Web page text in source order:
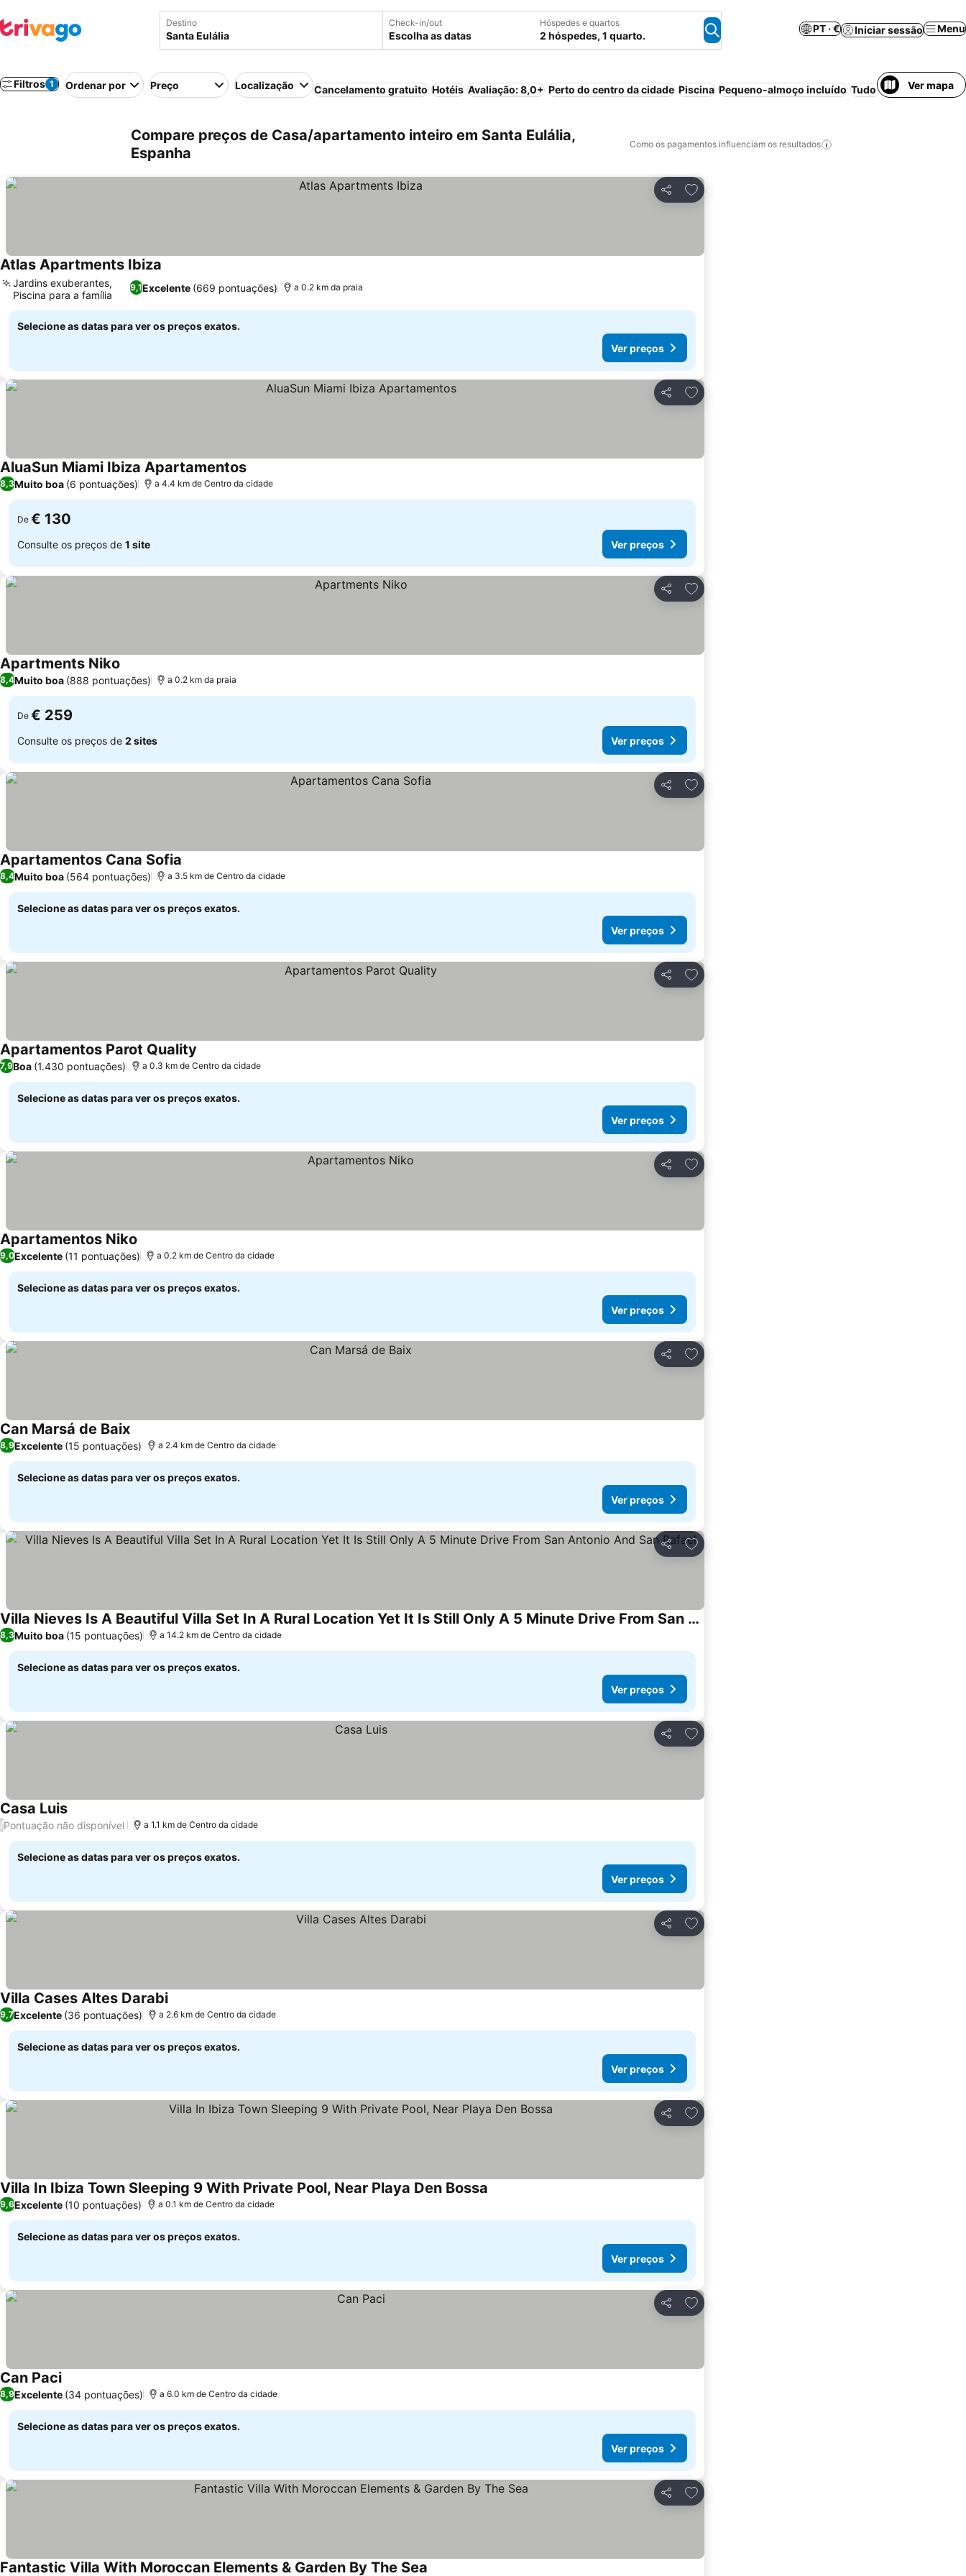
Destino Check-in/out
Escolha as datas
Hóspedes e quartos
2 hóspedes, 1 quarto.
PT · € Iniciar sessão Menu
Filtros 1 Ordenar por Preço Localização Cancelamento gratuito Hotéis Avaliação: 8,0+ Perto do centro da cidade Piscina Pequeno-almoço incluído Tudo incluído Praia
Ver mapa
Compare preços de Casa/apartamento inteiro em Santa Eulália,
Espanha
Como os pagamentos influenciam os resultados
Partilhar
Adicionar aos favoritos
Atlas Apartments Ibiza
9,1Excelente (669 pontuações)
Jardins exuberantes,
Piscina para a família
a 0.2 km da praia
Selecione as datas para ver os preços exatos.
Ver preços
Partilhar
Adicionar aos favoritos
AluaSun Miami Ibiza Apartamentos
8,3Muito boa (6 pontuações) a 4.4 km de Centro da cidade
De € 130
Consulte os preços de 1 site Ver preços
Partilhar
Adicionar aos favoritos
Apartments Niko
8,4Muito boa (888 pontuações) a 0.2 km da praia
De € 259
Consulte os preços de 2 sites Ver preços
Partilhar
Adicionar aos favoritos
Apartamentos Cana Sofia
8,4Muito boa (564 pontuações) a 3.5 km de Centro da cidade
Selecione as datas para ver os preços exatos.
Ver preços
Partilhar
Adicionar aos favoritos
Apartamentos Parot Quality
7,9Boa (1.430 pontuações) a 0.3 km de Centro da cidade
Selecione as datas para ver os preços exatos.
Ver preços
Partilhar
Adicionar aos favoritos
Apartamentos Niko
9,0Excelente (11 pontuações) a 0.2 km de Centro da cidade
Selecione as datas para ver os preços exatos.
Ver preços
Partilhar
Adicionar aos favoritos
Can Marsá de Baix
8,9Excelente (15 pontuações) a 2.4 km de Centro da cidade
Selecione as datas para ver os preços exatos.
Ver preços
Partilhar
Adicionar aos favoritos
Villa Nieves Is A Beautiful Villa Set In A Rural Location Yet It Is Still Only A 5 Minute Drive From San Antonio And San Rafael
8,3Muito boa (15 pontuações) a 14.2 km de Centro da cidade
Selecione as datas para ver os preços exatos.
Ver preços
Partilhar
Adicionar aos favoritos
Casa Luis
/Pontuação não disponível a 1.1 km de Centro da cidade
Selecione as datas para ver os preços exatos.
Ver preços
Partilhar
Adicionar aos favoritos
Villa Cases Altes Darabi
9,7Excelente (36 pontuações) a 2.6 km de Centro da cidade
Selecione as datas para ver os preços exatos.
Ver preços
Partilhar
Adicionar aos favoritos
Villa In Ibiza Town Sleeping 9 With Private Pool, Near Playa Den Bossa
9,6Excelente (10 pontuações) a 0.1 km de Centro da cidade
Selecione as datas para ver os preços exatos.
Ver preços
Partilhar
Adicionar aos favoritos
Can Paci
8,9Excelente (34 pontuações) a 6.0 km de Centro da cidade
Selecione as datas para ver os preços exatos.
Ver preços
Partilhar
Adicionar aos favoritos
Fantastic Villa With Moroccan Elements & Garden By The Sea